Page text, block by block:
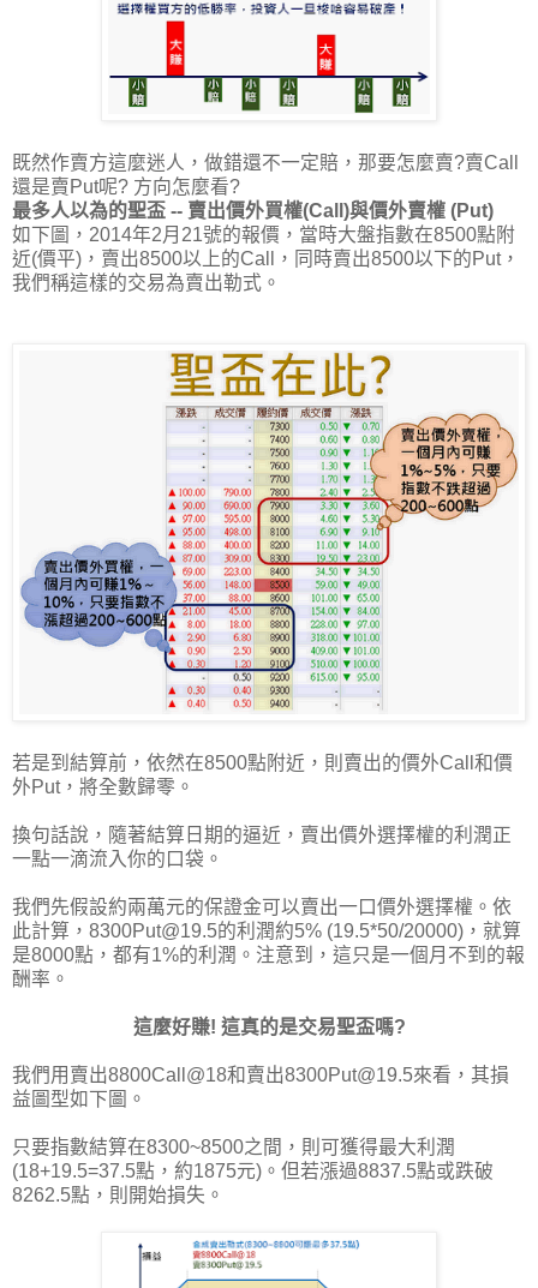
既然作賣方這麼迷人，做錯還不一定賠，那要怎麼賣?賣Call
還是賣Put呢? 方向怎麼看?
最多人以為的聖盃 -- 賣出價外買權(Call)與價外賣權 (Put)
如下圖，2014年2月21號的報價，當時大盤指數在8500點附
近(價平)，賣出8500以上的Call，同時賣出8500以下的Put，
我們稱這樣的交易為賣出勒式。
若是到結算前，依然在8500點附近，則賣出的價外Call和價
外Put，將全數歸零。
換句話說，隨著結算日期的逼近，賣出價外選擇權的利潤正
一點一滴流入你的口袋。
我們先假設約兩萬元的保證金可以賣出一口價外選擇權。依
此計算，8300Put@19.5的利潤約5% (19.5*50/20000)，就算
是8000點，都有1%的利潤。注意到，這只是一個月不到的報
酬率。
這麼好賺! 這真的是交易聖盃嗎?
我們用賣出8800Call@18和賣出8300Put@19.5來看，其損
益圖型如下圖。
只要指數結算在8300~8500之間，則可獲得最大利潤
(18+19.5=37.5點，約1875元)。但若漲過8837.5點或跌破
8262.5點，則開始損失。